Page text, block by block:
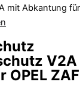
mit Abkantung für